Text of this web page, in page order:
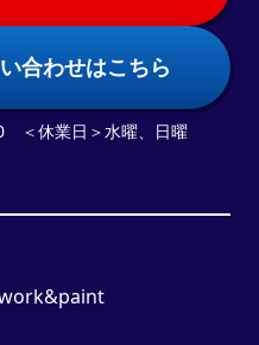
合わせはこちら
＜休業日＞水曜、日曜